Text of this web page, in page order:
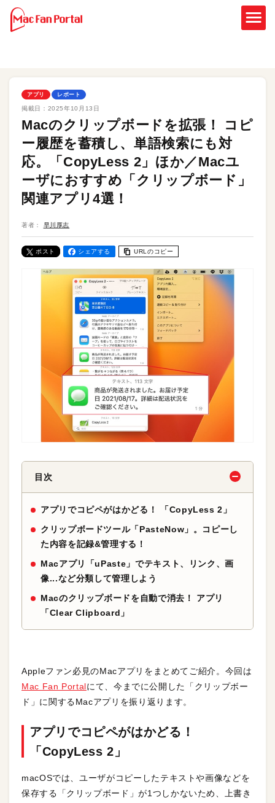
アプリ レポート
掲載日： 2025年10月13日
Macのクリップボードを拡張！ コピ
ー履歴を蓄積し、単語検索にも対
応。「CopyLess 2」ほか／Macユ
ーザにおすすめ「クリップボード」
関連アプリ4選！
著者： 早川厚志
ポスト シェアする URLのコピー
目次
アプリでコピペがはかどる！ 「CopyLess 2」
クリップボードツール「PasteNow」。コピーし
た内容を記録&管理する！
Macアプリ「uPaste」でテキスト、リンク、画
像...など分類して管理しよう
Macのクリップボードを自動で消去！ アプリ
「Clear Clipboard」
Appleファン必見のMacアプリをまとめてご紹介。今回は
Mac Fan Portalにて、今までに公開した「クリップボー
ド」に関するMacアプリを振り返ります。
アプリでコピペがはかどる！
「CopyLess 2」
macOSでは、ユーザがコピーしたテキストや画像などを
保存する「クリップボード」が1つしかないため、上書き